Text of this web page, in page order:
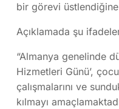
bir görevi
Açıklamada şu
“Almanya genelinde
Hizmetleri Günü’,
çalışmalarını ve
kılmayı